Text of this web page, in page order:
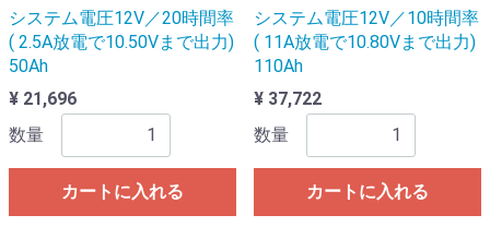
システム電圧12V／20時間率
( 2.5A放電で10.50Vまで出力)
50Ah
¥ 21,696
数量
カートに入れる
システム電圧12V／10時間率
( 11A放電で10.80Vまで出力)
110Ah
¥ 37,722
数量
カートに入れる